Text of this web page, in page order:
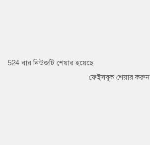
524 বার নিউজটি শেয়ার হয়েছে
ফেইসবুক শেয়ার করুন